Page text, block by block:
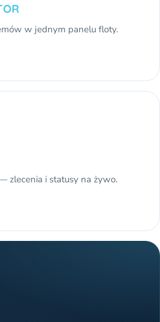
w jednym panelu floty.
zlecenia i statusy na żywo.